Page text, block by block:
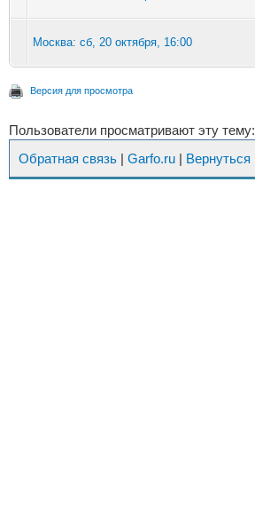
Москва: сб, 20 октября, 16:00
Версия для просмотра
Пользователи просматривают эту
Обратная связь | Garfo.ru | Вернуться